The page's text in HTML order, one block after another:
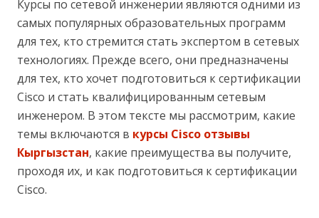
Курсы по сетевой инженерии являются одними из
самых популярных образовательных программ
для тех, кто стремится стать экспертом в сетевых
технологиях. Прежде всего, они предназначены
для тех, кто хочет подготовиться к сертификации
Cisco и стать квалифицированным сетевым
инженером. В этом тексте мы рассмотрим, какие
темы включаются в курсы Cisco отзывы
Кыргызстан, какие преимущества вы получите,
проходя их, и как подготовиться к сертификации
Cisco.